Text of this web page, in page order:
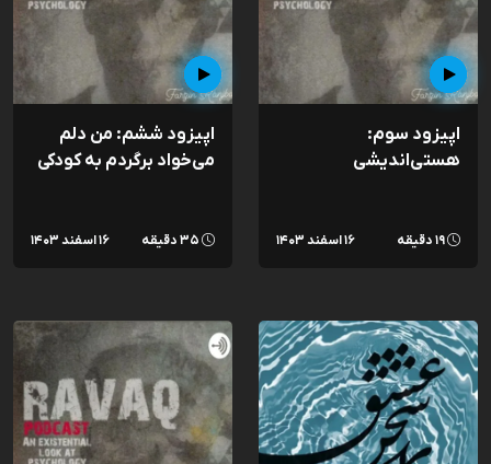
اپیزود سوم:
هستی‌اندیشی
۱۶ اسفند ۱۴۰۳
اپیزود ششم: من دلم
می‌خواد برگردم به کودکی
۱۶ اسفند ۱۴۰۳